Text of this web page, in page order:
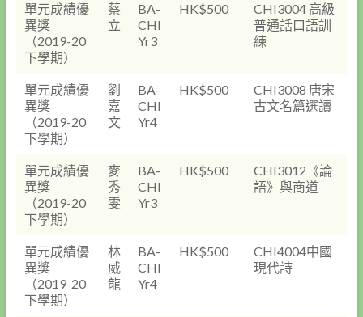
單元成績優
異獎
（2019-20
下學期）
蔡
立
BA-
CHI
Yr3
HK$500
CHI3004 高級
普通話口語訓
練
單元成績優
異獎
（2019-20
下學期）
劉
嘉
文
BA-
CHI
Yr4
HK$500
CHI3008 唐宋
古文名篇選讀
單元成績優
異獎
（2019-20
下學期）
麥
秀
雯
BA-
CHI
Yr3
HK$500
CHI3012《論
語》與商道
單元成績優
異獎
（2019-20
下學期）
林
威
龍
BA-
CHI
Yr4
HK$500
CHI4004中國
現代詩